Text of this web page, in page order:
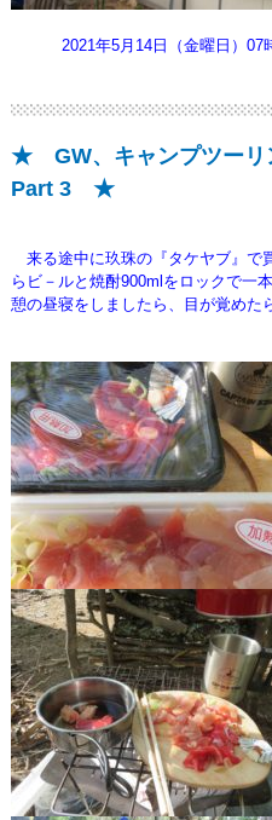
2021年5月14日（金曜日）07
★ GW、キャンプツーリ
Part 3 ★
来る途中に玖珠の『タケヤブ』で
らビ－ルと焼酎900mlをロックで一
憩の昼寝をしましたら、目が覚めた